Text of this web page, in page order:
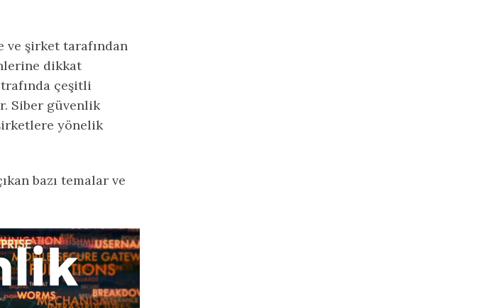
ve şirket tarafından
dikkat
çeşitli
Siber güvenlik
yönelik
bazı temalar ve